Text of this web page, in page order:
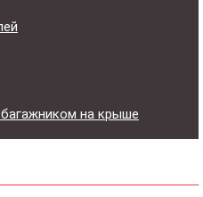
на крыше